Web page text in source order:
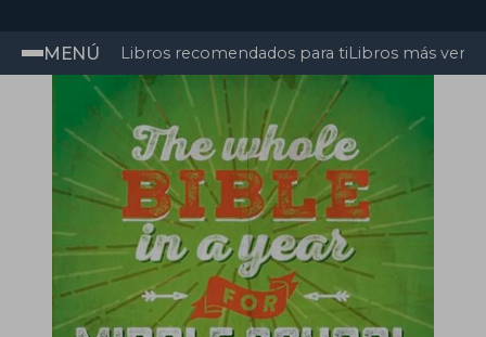
MENÚ Libros recomendados para tiLibros más